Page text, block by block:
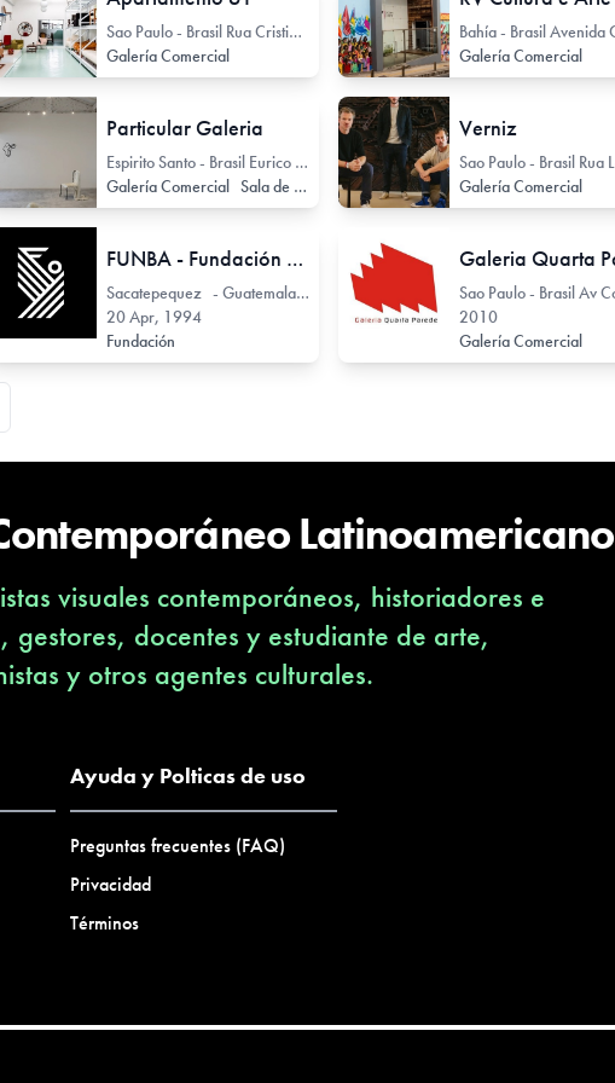
Sao Paulo - Brasil Rua Cristiano Viana 114
Galería Comercial
Galería Comercial
Particular Galeria
Espirito Santo - Brasil Eurico de Aguiar 130
Galería Comercial Sala de Exhibición
Verniz
Galería Comercial
FUNBA - Fundación para las Bellas Artes y la Cultura
Sacatepequez - Guatemala 5 avenida Sur 40
20 Apr, 1994
Fundación
2010
Galería Comercial
Latinoamericano
visuales contemporáneos, historiadores e
docentes y estudiante de arte,
y otros agentes culturales.
Ayuda y Polticas de uso
Preguntas frecuentes (FAQ)
Privacidad
Términos